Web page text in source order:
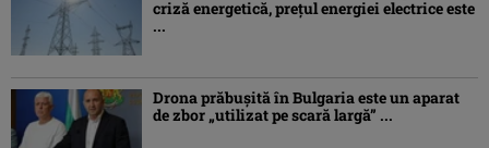
criză energetică, prețul energiei electrice este
...
Drona prăbuşită în Bulgaria este un aparat
de zbor „utilizat pe scară largă” ...